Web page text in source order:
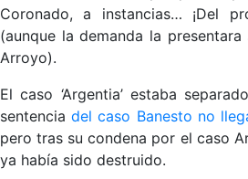
Coronado, a instancias… ¡Del
(aunque la demanda la presentara
Arroyo).
El caso ‘Argentia’ estaba
sentenciadel caso Banesto no
pero tras su condena por el caso
ya había sido destruido.